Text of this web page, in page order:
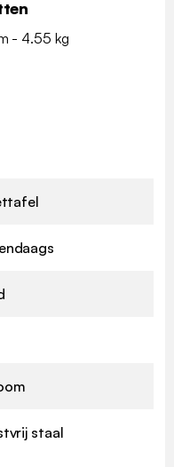
- 4.55 kg
staal